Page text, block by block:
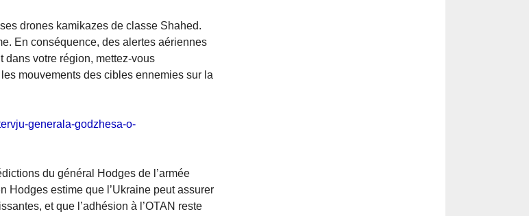
drones kamikazes de classe Shahed.
En conséquence, des alertes aériennes
dans votre région, mettez-vous
mouvements des cibles ennemies sur la
generala-godzhesa-o-
du général Hodges de l’armée
Hodges estime que l’Ukraine peut assurer
et que l’adhésion à l’OTAN reste